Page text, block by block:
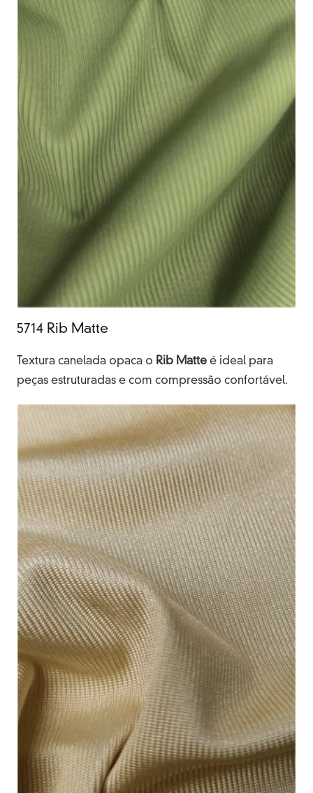
5714 Rib Matte
Textura canelada opaca o Rib Matte é ideal para
peças estruturadas e com compressão confortável.